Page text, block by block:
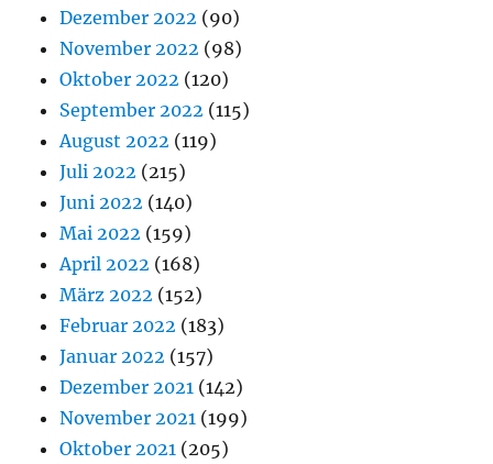
Dezember 2022 (90)
November 2022 (98)
Oktober 2022 (120)
September 2022 (115)
August 2022 (119)
Juli 2022 (215)
Juni 2022 (140)
Mai 2022 (159)
April 2022 (168)
März 2022 (152)
Februar 2022 (183)
Januar 2022 (157)
Dezember 2021 (142)
November 2021 (199)
Oktober 2021 (205)